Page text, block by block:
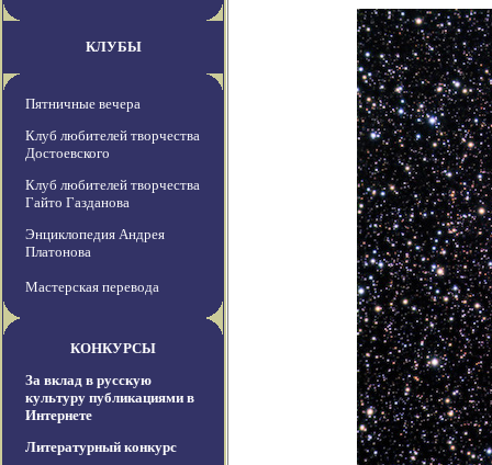
КЛУБЫ
Пятничные вечера
Клуб любителей творчества
Достоевского
Клуб любителей творчества
Гайто Газданова
Энциклопедия Андрея
Платонова
Мастерская перевода
КОНКУРСЫ
За вклад в русскую
культуру публикациями в
Интернете
Литературный конкурс